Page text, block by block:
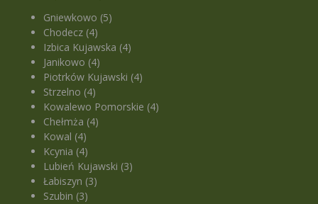
Gniewkowo (5)
Chodecz (4)
Izbica Kujawska (4)
Janikowo (4)
Piotrków Kujawski (4)
Strzelno (4)
Kowalewo Pomorskie (4)
Chełmża (4)
Kowal (4)
Kcynia (4)
Lubień Kujawski (3)
Łabiszyn (3)
Szubin (3)